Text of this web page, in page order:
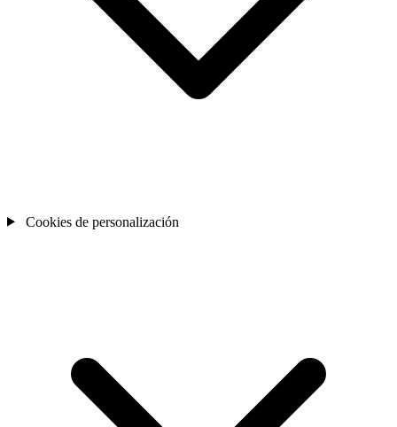
Cookies de personalización